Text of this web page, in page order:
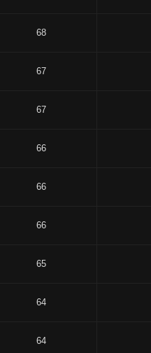
68
67
67
66
66
66
65
64
64